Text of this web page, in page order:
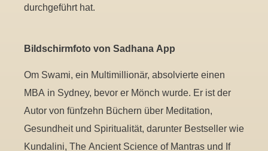
durchgeführt hat.
Bildschirmfoto von Sadhana App
Om Swami, ein Multimillionär, absolvierte einen
MBA in Sydney, bevor er Mönch wurde. Er ist der
Autor von fünfzehn Büchern über Meditation,
Gesundheit und Spiritualität, darunter Bestseller wie
Kundalini, The Ancient Science of Mantras und If